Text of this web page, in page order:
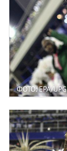
ФОТО: EPA/UPG